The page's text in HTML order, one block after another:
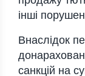
інші
Внаслідок
санкцій на